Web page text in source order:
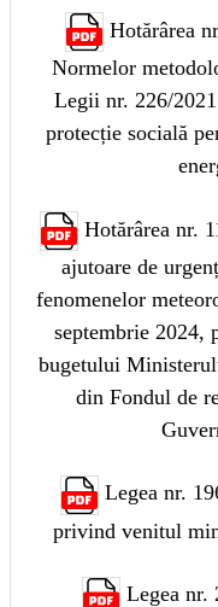
Hotărârea
Normelor
Legii nr. 226/
protecție socială
Hotărârea nr.
ajutoare de
fenomenelor
septembrie 2024,
bugetului
din Fondul de
Legea nr.
privind venitul
Legea nr.